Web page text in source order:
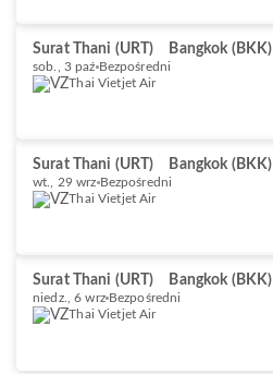
Surat Thani (URT) Bangkok (BKK)
sob., 3 paź Bezpośredni
Thai Vietjet Air
Surat Thani (URT) Bangkok (BKK)
wt., 29 wrz Bezpośredni
Thai Vietjet Air
Surat Thani (URT) Bangkok (BKK)
niedz., 6 wrz Bezpośredni
Thai Vietjet Air